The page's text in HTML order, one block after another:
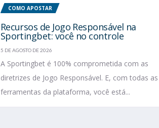
COMO APOSTAR
Recursos de Jogo Responsável na
Sportingbet: você no controle
5 DE AGOSTO DE 2026
A Sportingbet é 100% comprometida com as
diretrizes de Jogo Responsável. E, com todas as
ferramentas da plataforma, você está...